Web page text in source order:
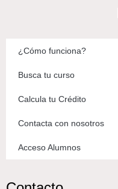
¿Cómo funciona?
Busca tu curso
Calcula tu Crédito
Contacta con nosotros
Acceso Alumnos